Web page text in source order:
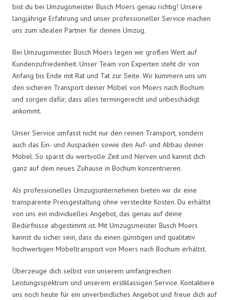
bist du bei Umzugsmeister Busch Moers genau richtig! Unsere
langjährige Erfahrung und unser professioneller Service machen
uns zum idealen Partner für deinen Umzug.
Bei Umzugsmeister Busch Moers legen wir großen Wert auf
Kundenzufriedenheit. Unser Team von Experten steht dir von
Anfang bis Ende mit Rat und Tat zur Seite. Wir kümmern uns um
den sicheren Transport deiner Möbel von Moers nach Bochum
und sorgen dafür, dass alles termingerecht und unbeschädigt
ankommt.
Unser Service umfasst nicht nur den reinen Transport, sondern
auch das Ein- und Auspacken sowie den Auf- und Abbau deiner
Möbel. So sparst du wertvolle Zeit und Nerven und kannst dich
ganz auf dein neues Zuhause in Bochum konzentrieren.
Als professionelles Umzugsunternehmen bieten wir dir eine
transparente Preisgestaltung ohne versteckte Kosten. Du erhältst
von uns ein individuelles Angebot, das genau auf deine
Bedürfnisse abgestimmt ist. Mit Umzugsmeister Busch Moers
kannst du sicher sein, dass du einen günstigen und qualitativ
hochwertigen Möbeltransport von Moers nach Bochum erhältst.
Überzeuge dich selbst von unserem umfangreichen
Leistungsspektrum und unserem erstklassigen Service. Kontaktiere
uns noch heute für ein unverbindliches Angebot und freue dich auf